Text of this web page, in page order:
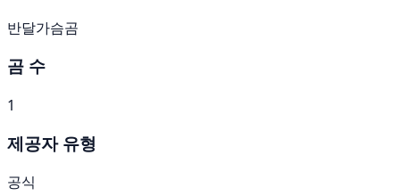
반달가슴곰
곰 수
1
제공자 유형
공식